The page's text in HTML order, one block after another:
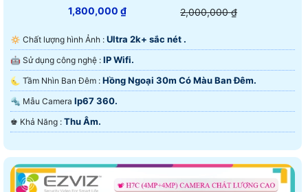
1,800,000 ₫ 2,000,000 ₫
🔅 Chất lượng hình Ảnh : Ultra 2k+ sắc nét .
🤖️ Sử dụng công nghệ : IP Wifi.
🌜 Tầm Nhìn Ban Đêm : Hồng Ngoại 30m Có Màu Ban Đêm.
🔩 Mẫu Camera Ip67 360.
️♚ Khả Năng : Thu Âm.